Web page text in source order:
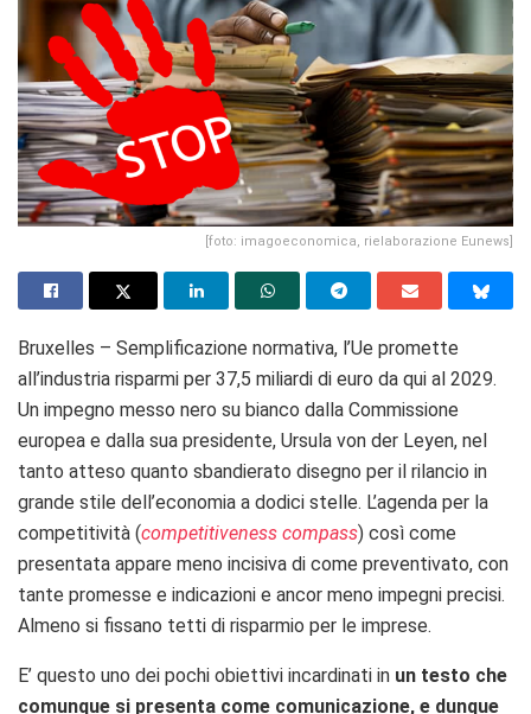
[foto: imagoeconomica, rielaborazione Eunews]
Bruxelles – Semplificazione normativa, l’Ue promette
all’industria risparmi per 37,5 miliardi di euro da qui al 2029.
Un impegno messo nero su bianco dalla Commissione
europea e dalla sua presidente, Ursula von der Leyen, nel
tanto atteso quanto sbandierato disegno per il rilancio in
grande stile dell’economia a dodici stelle. L’agenda per la
competitività (competitiveness compass) così come
presentata appare meno incisiva di come preventivato, con
tante promesse e indicazioni e ancor meno impegni precisi.
Almeno si fissano tetti di risparmio per le imprese.
E’ questo uno dei pochi obiettivi incardinati in un testo che
comunque si presenta come comunicazione, e dunque